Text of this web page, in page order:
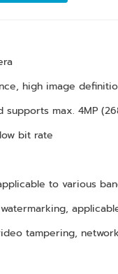
high image
max. 4MP
bit rate
to various
tampering,